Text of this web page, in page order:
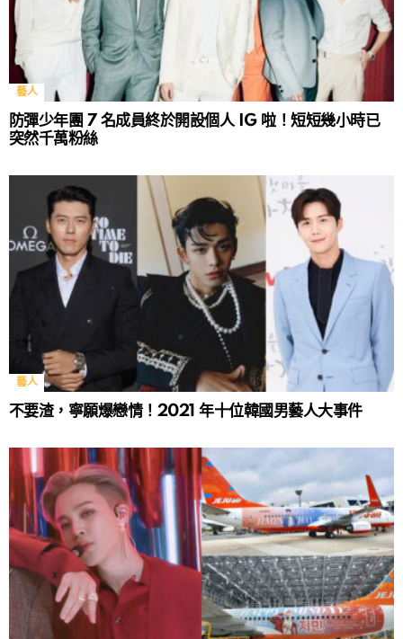
藝人
防彈少年團 7 名成員終於開設個人 IG 啦！短短幾小時已
突然千萬粉絲
藝人
不要渣，寧願爆戀情！2021 年十位韓國男藝人大事件